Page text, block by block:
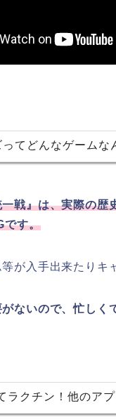
てどんなゲームな
戦』は、実際の歴
です。
が入手出来たりキ
ないので、忙しく
ラクチン！他のア